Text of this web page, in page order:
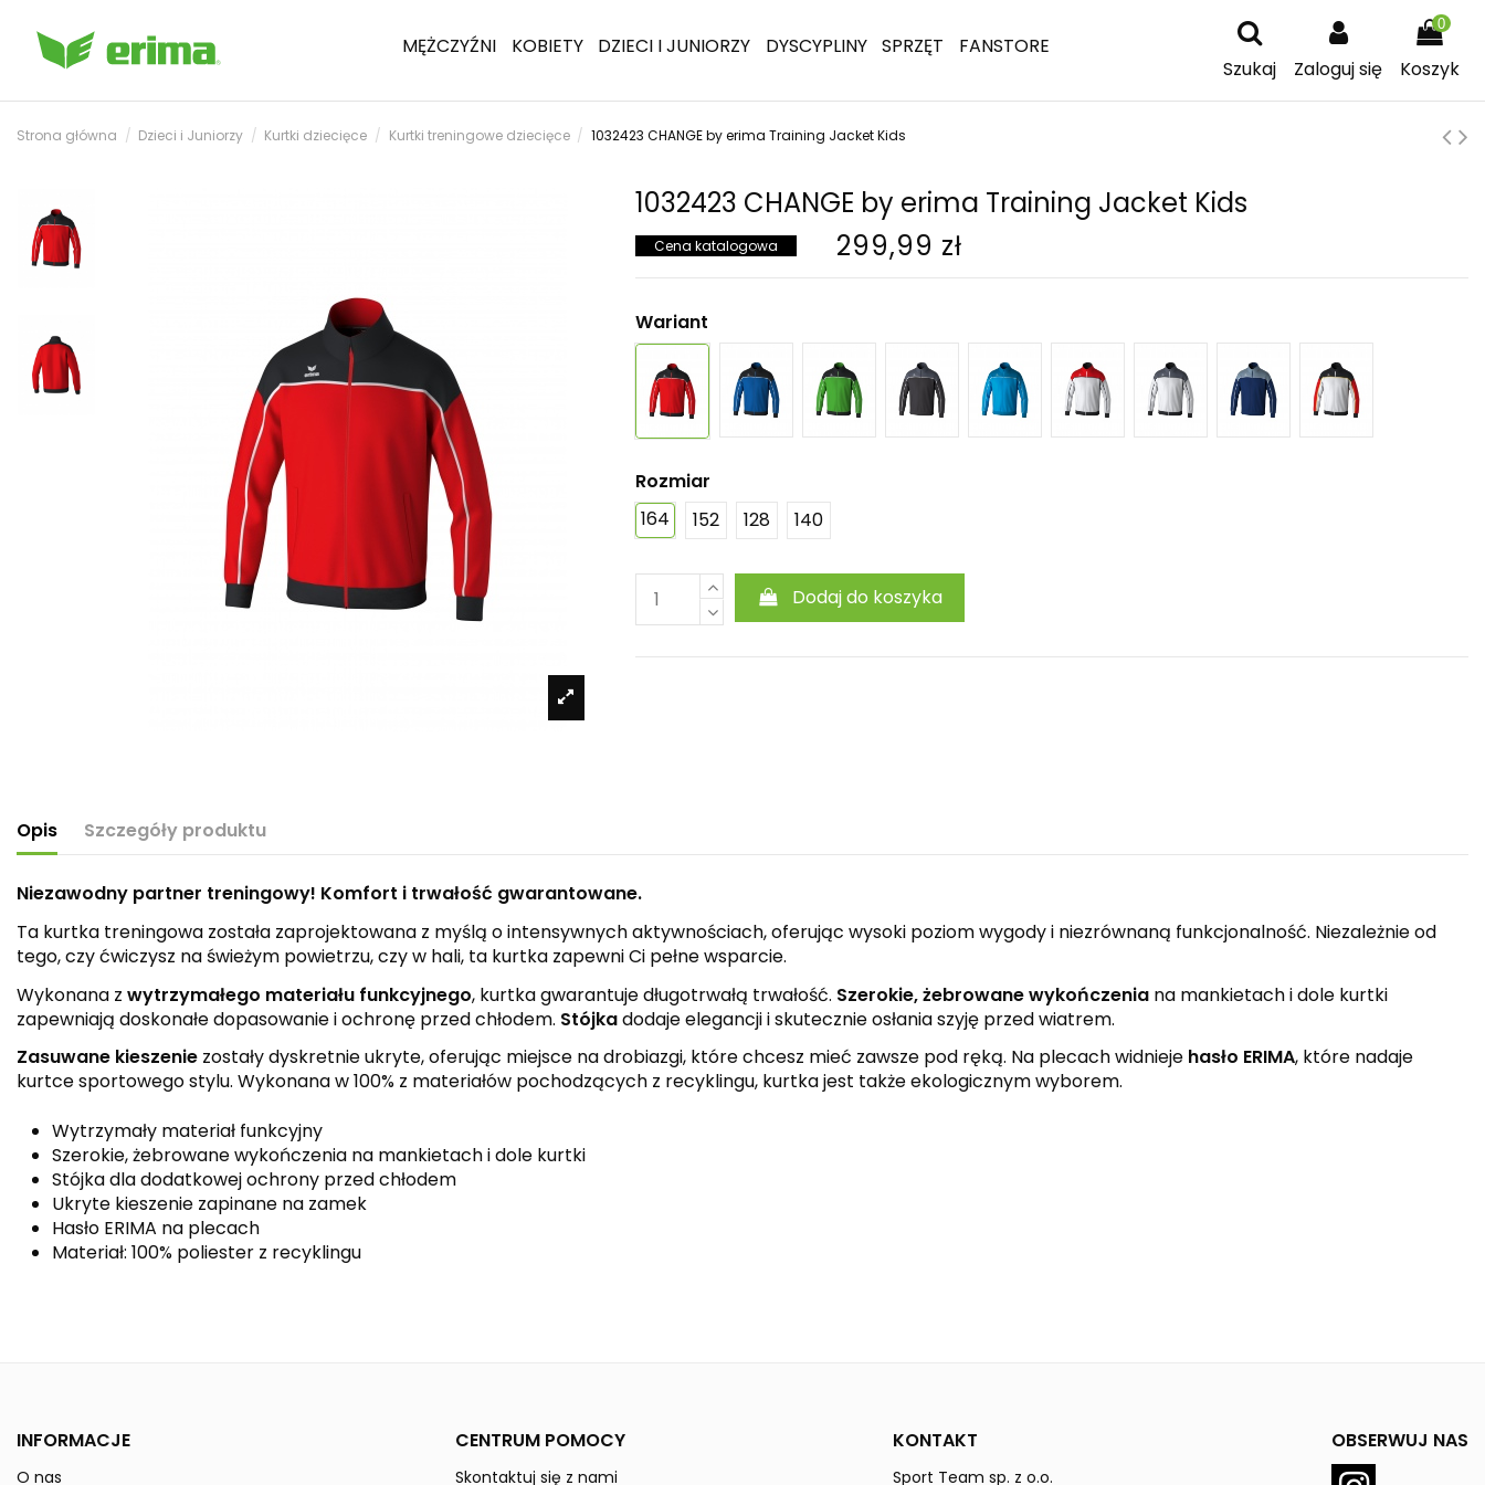
MĘŻCZYŹNI KOBIETY DZIECI I JUNIORZY DYSCYPLINY SPRZĘT
FANSTORE
Szukaj
Zaloguj się
0
Koszyk
Strona główna Dzieci i Juniorzy Kurtki dziecięce Kurtki treningowe dziecięce 1032423 CHANGE by erima Training Jacket Kids
1032423 CHANGE by erima Training Jacket Kids
Cena katalogowa 299,99 zł
Wariant
Rozmiar
164
152 128 140
Dodaj do koszyka
Opis Szczegóły produktu
Niezawodny partner treningowy! Komfort i trwałość gwarantowane.
Ta kurtka treningowa została zaprojektowana z myślą o intensywnych aktywnościach, oferując wysoki poziom wygody i niezrównaną funkcjonalność. Niezależnie od
tego, czy ćwiczysz na świeżym powietrzu, czy w hali, ta kurtka zapewni Ci pełne wsparcie.
Wykonana z wytrzymałego materiału funkcyjnego, kurtka gwarantuje długotrwałą trwałość. Szerokie, żebrowane wykończenia na mankietach i dole kurtki
zapewniają doskonałe dopasowanie i ochronę przed chłodem. Stójkadodaje elegancji i skutecznie osłania szyję przed wiatrem.
Zasuwane kieszenie zostały dyskretnie ukryte, oferując miejsce na drobiazgi, które chcesz mieć zawsze pod ręką. Na plecach widnieje hasło ERIMA, które nadaje
kurtce sportowego stylu. Wykonana w 100% z materiałów pochodzących z recyklingu, kurtka jest także ekologicznym wyborem.
Wytrzymały materiał funkcyjny
Szerokie, żebrowane wykończenia na mankietach i dole kurtki
Stójka dla dodatkowej ochrony przed chłodem
Ukryte kieszenie zapinane na zamek
Hasło ERIMA na plecach
Materiał: 100% poliester z recyklingu
Płeć
INFORMACJE
O nas
CENTRUM POMOCY
Skontaktuj się z nami
KONTAKT
Sport Team sp. z o.o.
OBSERWUJ NAS